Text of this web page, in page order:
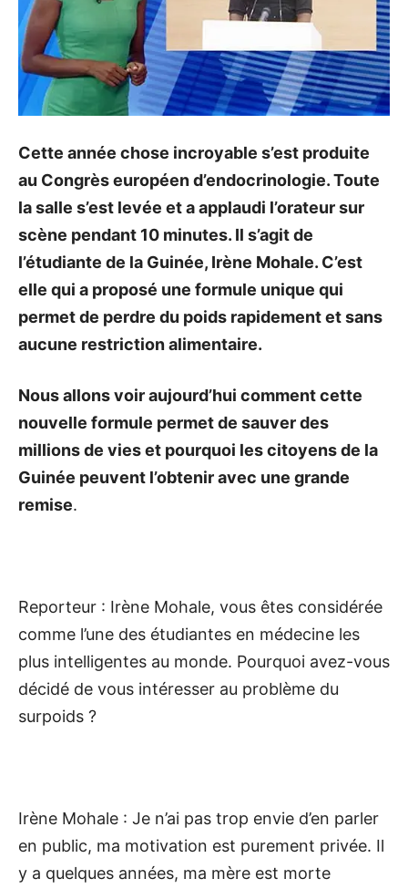
Cette année chose incroyable s’est produite
au Congrès européen d’endocrinologie. Toute
la salle s’est levée et a applaudi l’orateur sur
scène pendant 10 minutes. Il s’agit de
l’étudiante de la Guinée, Irène Mohale. C’est
elle qui a proposé une formule unique qui
permet de perdre du poids rapidement et sans
aucune restriction alimentaire.
Nous allons voir aujourd’hui comment cette
nouvelle formule permet de sauver des
millions de vies et pourquoi les citoyens de la
Guinée peuvent l’obtenir avec une grande
remise.
Reporteur : Irène Mohale, vous êtes considérée
comme l’une des étudiantes en médecine les
plus intelligentes au monde. Pourquoi avez-vous
décidé de vous intéresser au problème du
surpoids ?
Irène Mohale : Je n’ai pas trop envie d’en parler
en public, ma motivation est purement privée. Il
y a quelques années, ma mère est morte